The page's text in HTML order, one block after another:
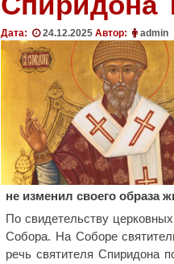
Дата: 24.12.2025 Автор: admin
не изменил своего образа
По свидетельству
Собора. На Соборе
речь святителя Спиридона